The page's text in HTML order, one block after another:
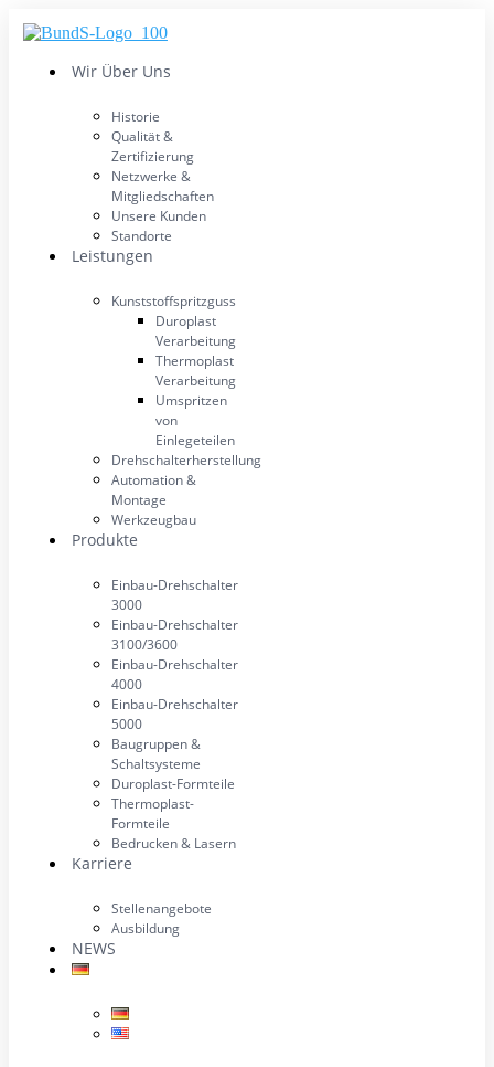
Inhalt
Wir Über Uns
Historie
Qualität &
Zertifizierung
Netzwerke &
Mitgliedschaften
Unsere Kunden
Standorte
Leistungen
Kunststoffspritzguss
Duroplast
Verarbeitung
Thermoplast
Verarbeitung
Umspritzen
von
Einlegeteilen
Drehschalterherstellung
Automation &
Montage
Werkzeugbau
Produkte
Einbau-Drehschalter
3000
Einbau-Drehschalter
3100/3600
Einbau-Drehschalter
4000
Einbau-Drehschalter
5000
Baugruppen &
Schaltsysteme
Duroplast-Formteile
Thermoplast-
Formteile
Bedrucken & Lasern
Karriere
Stellenangebote
Ausbildung
NEWS